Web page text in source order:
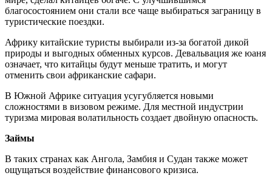
благосостоянием они стали все чаще выбираться заграницу в
туристические поездки.
Африку китайские туристы выбирали из-за богатой дикой
природы и выгодных обменных курсов. Девальвация же юаня
означает, что китайцы будут меньше тратить, и могут
отменить свои африканские сафари.
В Южной Африке ситуация усугубляется новыми
сложностями в визовом режиме. Для местной индустрии
туризма мировая волатильность создает двойную опасность.
Займы
В таких странах как Ангола, Замбия и Судан также может
ощущаться воздействие финансового кризиса.